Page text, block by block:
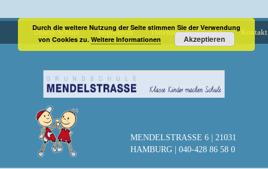
Unsere Schule Impressum Datenschutzerklärung Kontakt
MENDELSTRASSE 6 | 21031
HAMBURG | 040-428 86 58 0
Durch die weitere Nutzung der Seite stimmen Sie der Verwendung
von Cookies zu. Weitere Informationen Akzeptieren